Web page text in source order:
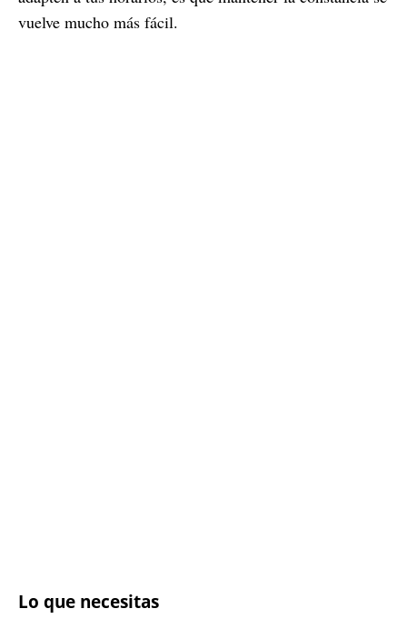
vuelve mucho más fácil.
Lo que necesitas